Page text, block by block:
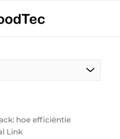
hoe efficiëntie
Link